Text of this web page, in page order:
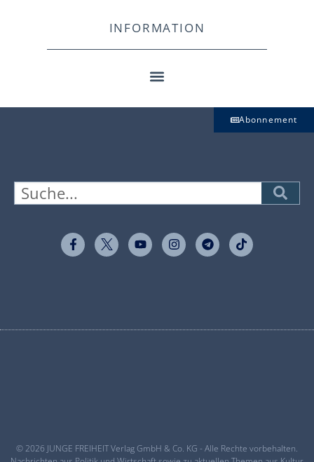
INFORMATION
Abonnement
© 2026 JUNGE FREIHEIT Verlag GmbH & Co. KG - Alle Rechte vorbehalten.